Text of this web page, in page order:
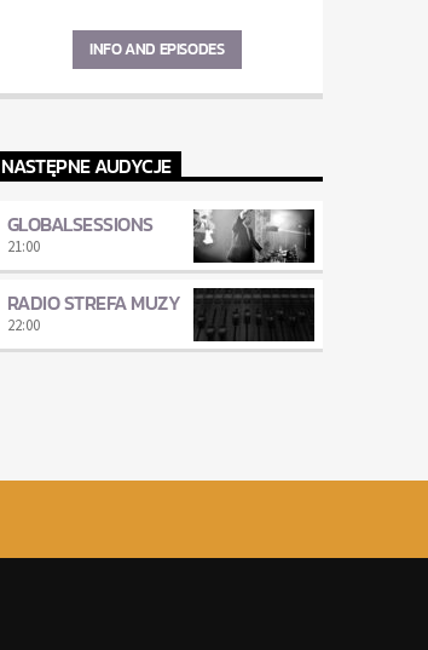
INFO AND EPISODES
NASTĘPNE AUDYCJE
GLOBALSESSIONS
21:00
RADIO STREFA MUZY
22:00